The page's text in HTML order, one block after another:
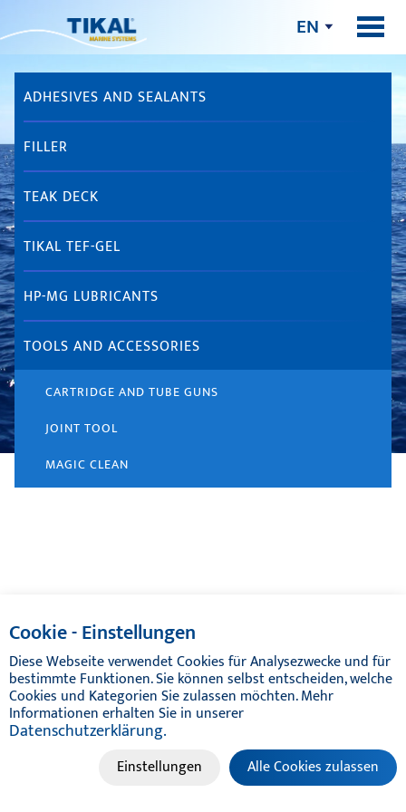
EN
ADHESIVES AND SEALANTS
FILLER
TEAK DECK
TIKAL TEF-GEL
HP-MG LUBRICANTS
TOOLS AND ACCESSORIES
CARTRIDGE AND TUBE GUNS
JOINT TOOL
MAGIC CLEAN
© TIKAL MARINE SYSTEMS 2024 | ALL RIGHTS RESERVED
Cookie - Einstellungen
Diese Webseite verwendet Cookies für Analysezwecke und für
bestimmte Funktionen. Sie können selbst entscheiden, welche
Cookies und Kategorien Sie zulassen möchten. Mehr
Informationen erhalten Sie in unserer
Datenschutzerklärung.
Einstellungen Alle Cookies zulassen